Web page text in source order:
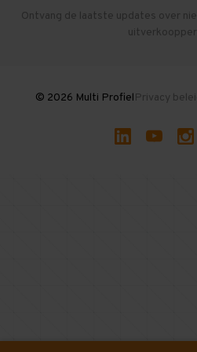
Gebruikte entresolvloeren
Ontvang de laatste updates over
© 2026 Multi ProfielPrivacy